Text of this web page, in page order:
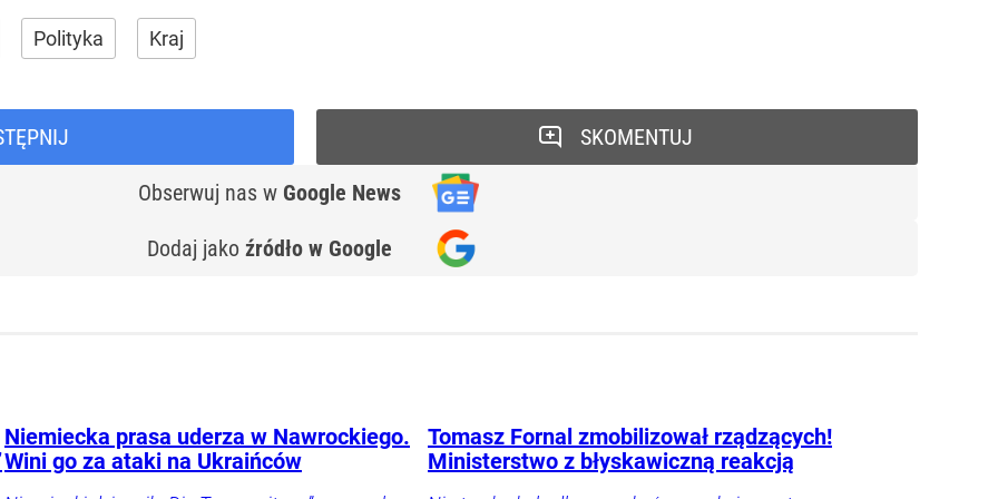
Polityka Kraj
Obserwuj nas w Google News
Dodaj jako źródło w Google
SKOMENTUJ
Niemiecka prasa uderza w Nawrockiego.
Wini go za ataki na Ukraińców
Tomasz Fornal zmobilizował rządzących!
Ministerstwo z błyskawiczną reakcją